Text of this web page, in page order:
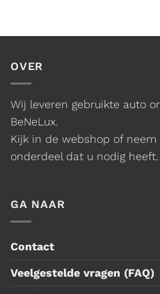
OVER
Wij leveren gebruikte auto
BeNeLux.
Kijk in de webshop of
onderdeel dat u nodig heeft.
GA NAAR
Contact
Veelgestelde vragen (FAQ)